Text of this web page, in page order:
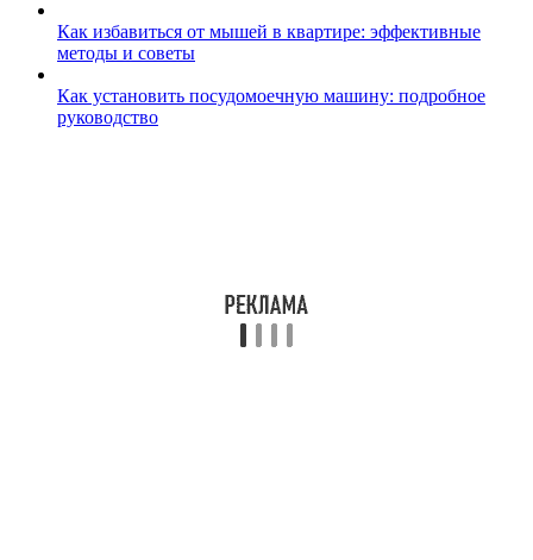
Как избавиться от мышей в квартире: эффективные
методы и советы
Как установить посудомоечную машину: подробное
руководство